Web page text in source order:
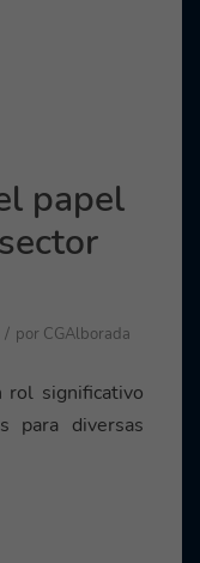
papel
/ por CGAlborada
rol significativo
para diversas